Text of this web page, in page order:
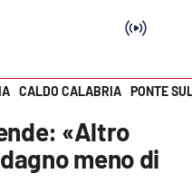
CALDO CALABRIA PONTE
«Altro
meno di